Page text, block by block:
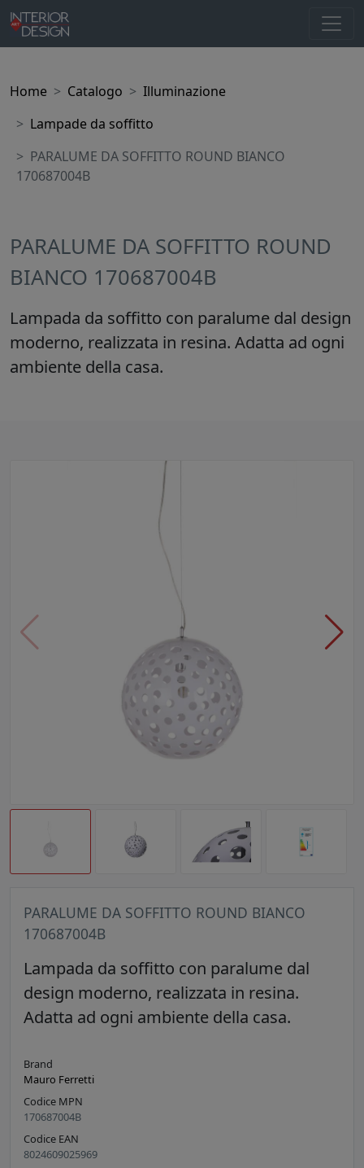
Home Catalogo
Illuminazione
Lampade da soffitto
PARALUME DA SOFFITTO ROUND BIANCO
170687004B
PARALUME DA SOFFITTO ROUND
BIANCO 170687004B
Lampada da soffitto con paralume dal design
moderno, realizzata in resina. Adatta ad ogni
ambiente della casa.
PARALUME DA SOFFITTO ROUND BIANCO
170687004B
Lampada da soffitto con paralume dal
design moderno, realizzata in resina.
Adatta ad ogni ambiente della casa.
Brand
Mauro Ferretti
Codice MPN
170687004B
Codice EAN
8024609025969